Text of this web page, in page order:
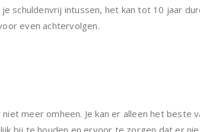
schuldenvrij intussen, het kan tot 10 jaar
even achtervolgen.
meer omheen. Je kan er alleen het beste
bij te houden en ervoor te zorgen dat er